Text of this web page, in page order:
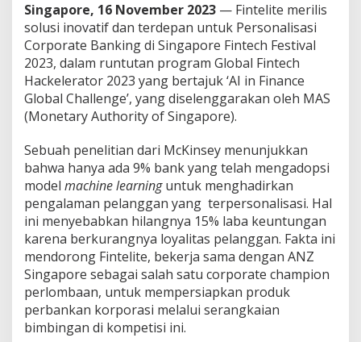
n
a
l
i
s
a
s
i
o
r
p
o
r
a
e
B
a
n
k
i
n
Singapore, 16 November 2023 — Fintelite merilis
solusi inovatif dan terdepan untuk Personalisasi
Corporate Banking di Singapore Fintech Festival
2023, dalam runtutan program Global Fintech
Hackelerator 2023 yang bertajuk ‘AI in Finance
Global Challenge’, yang diselenggarakan oleh MAS
(Monetary Authority of Singapore).
Sebuah penelitian dari McKinsey menunjukkan
bahwa hanya ada 9% bank yang telah mengadopsi
model machine learninguntuk menghadirkan
pengalaman pelanggan yang terpersonalisasi. Hal
ini menyebabkan hilangnya 15% laba keuntungan
karena berkurangnya loyalitas pelanggan. Fakta ini
mendorong Fintelite, bekerja sama dengan ANZ
Singapore sebagai salah satu corporate champion
perlombaan, untuk mempersiapkan produk
perbankan korporasi melalui serangkaian
bimbingan di kompetisi ini.